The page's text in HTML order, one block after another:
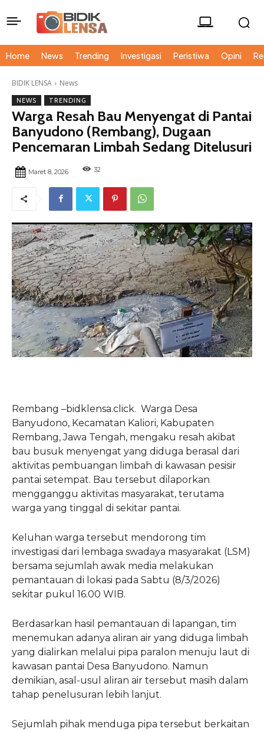
Home News Trending Investigasi Peristiwa Opini
BIDIK LENSA News
NEWS TRENDING
Warga Resah Bau Menyengat di Pantai
Banyudono (Rembang), Dugaan
Pencemaran Limbah Sedang Ditelusuri
Maret 8, 2026 32
Rembang –bidklensa.click. Warga Desa
Banyudono, Kecamatan Kaliori, Kabupaten
Rembang, Jawa Tengah, mengaku resah akibat
bau busuk menyengat yang diduga berasal dari
aktivitas pembuangan limbah di kawasan pesisir
pantai setempat. Bau tersebut dilaporkan
mengganggu aktivitas masyarakat, terutama
warga yang tinggal di sekitar pantai.
Keluhan warga tersebut mendorong tim
investigasi dari lembaga swadaya masyarakat (LSM)
bersama sejumlah awak media melakukan
pemantauan di lokasi pada Sabtu (8/3/2026)
sekitar pukul 16.00 WIB.
Berdasarkan hasil pemantauan di lapangan, tim
menemukan adanya aliran air yang diduga limbah
yang dialirkan melalui pipa paralon menuju laut di
kawasan pantai Desa Banyudono. Namun
demikian, asal-usul aliran air tersebut masih dalam
tahap penelusuran lebih lanjut.
Sejumlah pihak menduga pipa tersebut berkaitan